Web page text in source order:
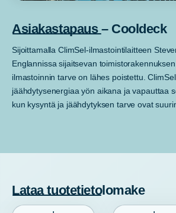
Asiakastapaus – Cooldeck
Sijoittamalla ClimSel-ilmastointilaitteen
Englannissa sijaitsevan toimistorakennuksen
ilmastoinnin tarve on lähes poistettu.
jäähdytysenergiaa yön aikana ja vapauttaa
kun kysyntä ja jäähdytyksen tarve ovat
Lataa tuotetietolomake